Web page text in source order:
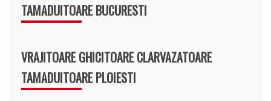
TAMADUITOARE BUCURESTI
VRAJITOARE GHICITOARE CLARVAZATOARE
TAMADUITOARE PLOIESTI